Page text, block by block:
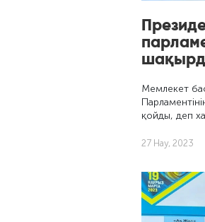
Мемлекет
қойды, деп
27 Нау, 2023